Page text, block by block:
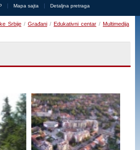
Mapa sajta Detaljna pretraga
Srbije / Građani / Edukativni centar / Multimedija